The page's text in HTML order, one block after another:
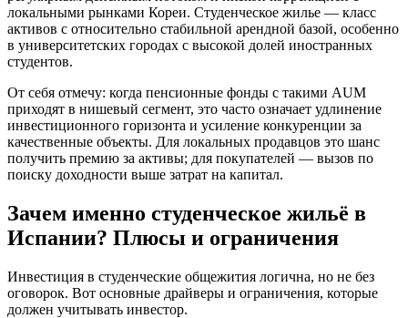
локальными рынками Кореи. Студенческое жилье — класс
активов с относительно стабильной арендной базой, особенно
в университетских городах с высокой долей иностранных
студентов.
От себя отмечу: когда пенсионные фонды с такими AUM
приходят в нишевый сегмент, это часто означает удлинение
инвестиционного горизонта и усиление конкуренции за
качественные объекты. Для локальных продавцов это шанс
получить премию за активы; для покупателей — вызов по
поиску доходности выше затрат на капитал.
Зачем именно студенческое жильё в
Испании? Плюсы и ограничения
Инвестиция в студенческие общежития логична, но не без
оговорок. Вот основные драйверы и ограничения, которые
должен учитывать инвестор.